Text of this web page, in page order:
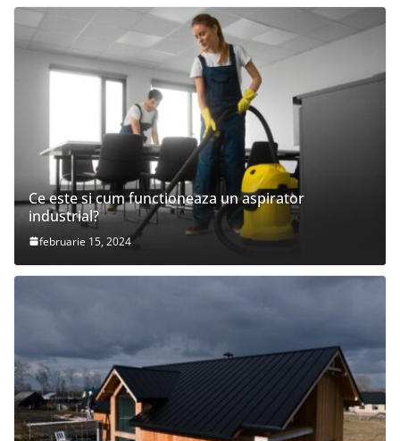
Ce este si cum functioneaza un aspirator
industrial?
februarie 15, 2024